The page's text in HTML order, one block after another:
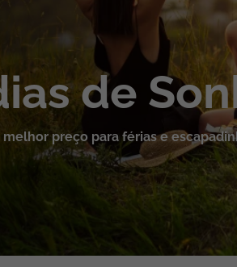
de
preço para férias e